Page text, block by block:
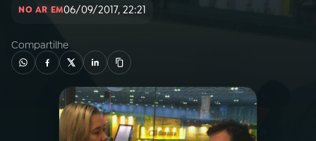
PROGRAMAS
NO AR EM06/09/2017, 22:21
Compartilhe